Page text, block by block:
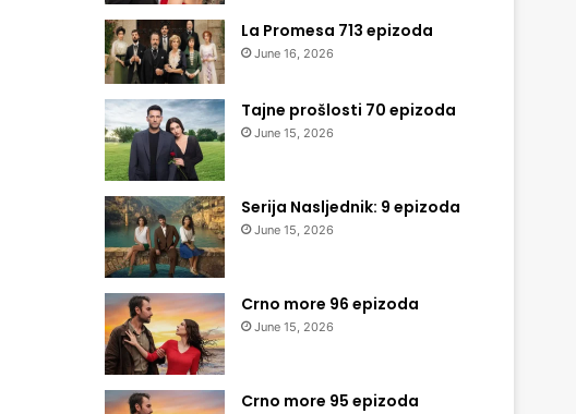
La Promesa 713 epizoda
June 16, 2026
Tajne prošlosti 70 epizoda
June 15, 2026
Serija Nasljednik: 9 epizoda
June 15, 2026
Crno more 96 epizoda
June 15, 2026
Crno more 95 epizoda